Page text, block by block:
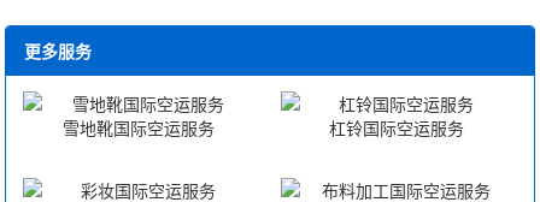
更多服务
雪地靴国际空运服务 杠铃国际空运服务